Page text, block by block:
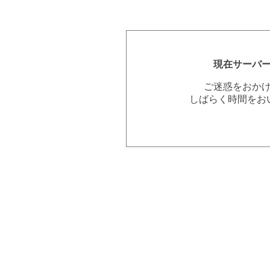
現在サーバ
ご迷惑をおか
しばらく時間を